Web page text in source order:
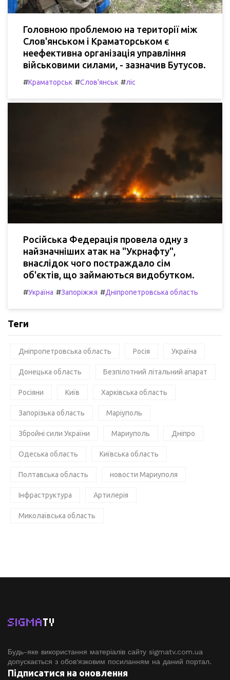
Головною проблемою на території між
Слов'янськом і Краматорськом є
неефективна організація управління
військовими силами, - зазначив Бутусов.
#Краматорськ #Слов'янськ #ліс
Російська Федерація провела одну з
найзначніших атак на "Укрнафту",
внаслідок чого постраждало сім
об'єктів, що займаються видобутком.
#Україна #Запоріжжя #Дніпропетровська область
Теги
Дніпропетровська область Росія Україна
Донецька область Безпілотний літальний апарат
Росіяни Київ Харківська область
Запорізька область Маріуполь
Збройні сили України Мариуполь Дніпро
Одеська область Київська область
Полтавська область новости Мариуполя
Інфраструктура Артилерія
Миколаївська область
SIGMATV
Будь-яке використання матеріалів сайту sigmatv.com.ua
допускається з обов'язковим посиланням на даний портал.
Підписатися на оновлення